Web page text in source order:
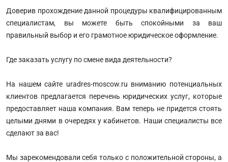
Доверив прохождение данной процедуры квалифицированным
специалистам, вы можете быть спокойными за ваш
правильный выбор и его грамотное юридическое оформление.
Где заказать услугу по смене вида деятельности?
На нашем сайте uradres-moscow.ru вниманию потенциальных
клиентов предлагается перечень юридических услуг, которые
предоставляет наша компания. Вам теперь не придется стоять
целыми днями в очередях у кабинетов. Наши специалисты все
сделают за вас!
Мы зарекомендовали себя только с положительной стороны, а